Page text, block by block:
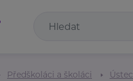
Předškoláci a školáci